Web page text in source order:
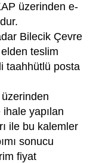
üzerinden e-
Bilecik Çevre
teslim
taahhütlü posta
yapılan
ile bu kalemler
sonucu
fiyat